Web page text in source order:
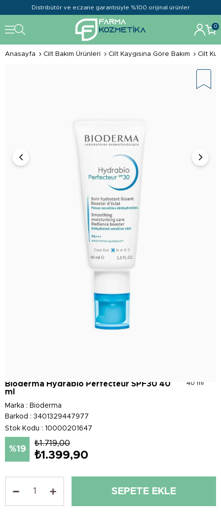
Distribütör ve eczane garantisiyle %100 orijinal ürünler
0
Anasayfa Cilt Bakım Ürünleri Cilt Kaygısına Göre Bakım Cilt
40 ml
Bioderma Hydrabio Perfecteur SPF30 40
ml
Marka : Bioderma
Barkod : 3401329447977
Stok Kodu
10000201647
19
₺1.719,00
₺1.399,90